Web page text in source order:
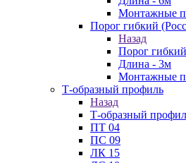
Монтажные
Порог гибкий
Назад
Порог
Длина - 3м
Монтажные
Т-образный профиль
Назад
Т-образный
ПТ 04
ПС 09
ЛК 15